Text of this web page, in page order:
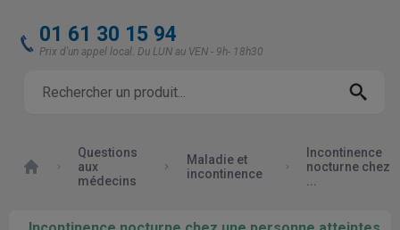
01 61 30 15 94
Prix d'un appel local. Du LUN au VEN - 9h- 18h30
Accueil
Questions
aux
médecins
Maladie et
incontinence
Incontinence
nocturne chez